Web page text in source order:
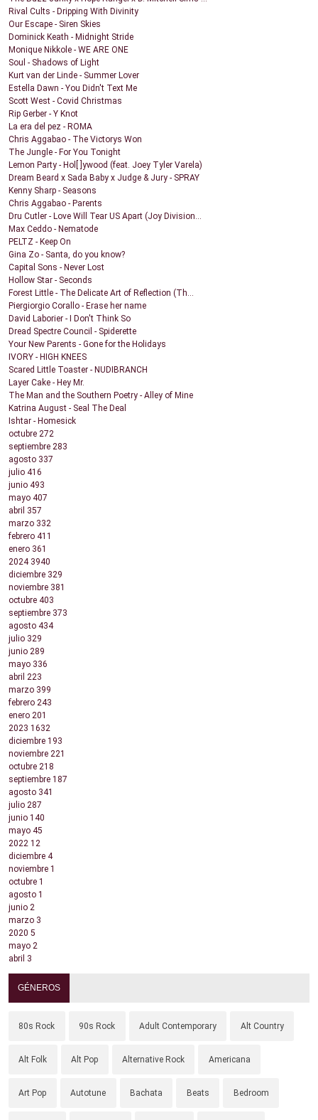
Rival Cults - Dripping With Divinity
Our Escape - Siren Skies
Dominick Keath - Midnight Stride
Monique Nikkole - WE ARE ONE
Soul - Shadows of Light
Kurt van der Linde - Summer Lover
Estella Dawn - You Didn't Text Me
Scott West - Covid Christmas
Rip Gerber - Y Knot
La era del pez - ROMA
Chris Aggabao - The Victorys Won
The Jungle - For You Tonight
Lemon Party - Hol[ ]ywood (feat. Joey Tyler Varela)
Dream Beard x Sada Baby x Judge & Jury - SPRAY
Kenny Sharp - Seasons
Chris Aggabao - Parents
Dru Cutler - Love Will Tear US Apart (Joy Division...
Max Ceddo - Nematode
PELTZ - Keep On
Gina Zo - Santa, do you know?
Capital Sons - Never Lost
Hollow Star - Seconds
Forest Little - The Delicate Art of Reflection (Th...
Piergiorgio Corallo - Erase her name
David Laborier - I Don't Think So
Dread Spectre Council - Spiderette
Your New Parents - Gone for the Holidays
IVORY - HIGH KNEES
Scared Little Toaster - NUDIBRANCH
Layer Cake - Hey Mr.
The Man and the Southern Poetry - Alley of Mine
Katrina August - Seal The Deal
Ishtar - Homesick
octubre 272
septiembre 283
agosto 337
julio 416
junio 493
mayo 407
abril 357
marzo 332
febrero 411
enero 361
2024 3940
diciembre 329
noviembre 381
octubre 403
septiembre 373
agosto 434
julio 329
junio 289
mayo 336
abril 223
marzo 399
febrero 243
enero 201
2023 1632
diciembre 193
noviembre 221
octubre 218
septiembre 187
agosto 341
julio 287
junio 140
mayo 45
2022 12
diciembre 4
noviembre 1
octubre 1
agosto 1
junio 2
marzo 3
2020 5
mayo 2
abril 3
GÉNEROS
80s Rock 90s Rock Adult Contemporary Alt Country
Alt Folk Alt Pop Alternative Rock Americana
Art Pop Autotune Bachata Beats Bedroom